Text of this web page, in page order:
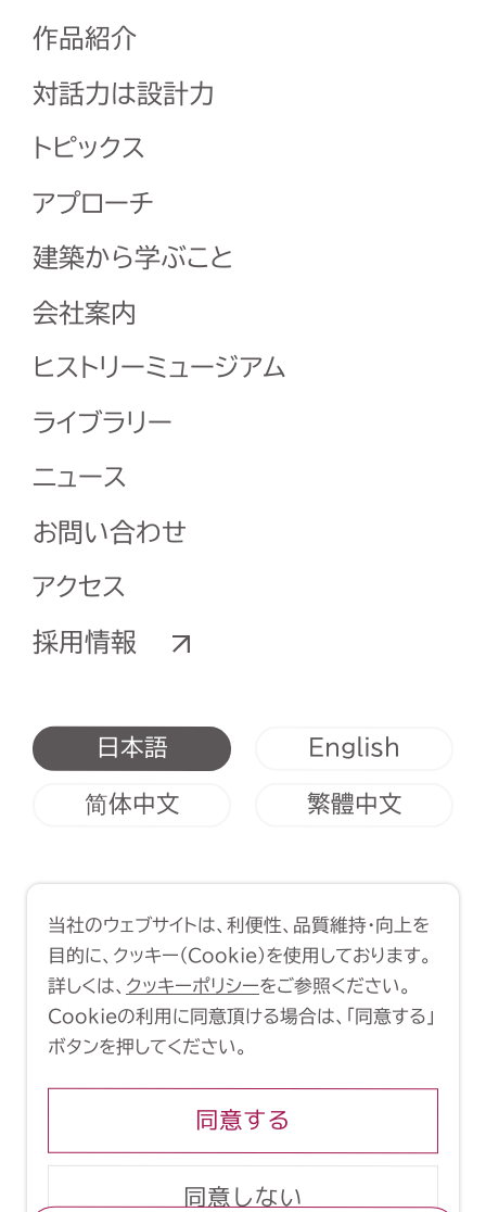
作品紹介
対話力は設計力
トピックス
アプローチ
建築から学ぶこと
会社案内
ヒストリーミュージアム
ライブラリー
ニュース
お問い合わせ
アクセス
採用情報
日本語 English
简体中文 繁體中文
Copyright (C) 1998-2026 Yasui
Architects & Engineers, Inc.
当社のウェブサイトは、利便性、品質維持・向上を
目的に、クッキー（Cookie）を使用しております。
詳しくは、 クッキーポリシーをご参照ください。
Cookieの利用に同意頂ける場合は、「同意する」
ボタンを押してください。
同意する
同意しない